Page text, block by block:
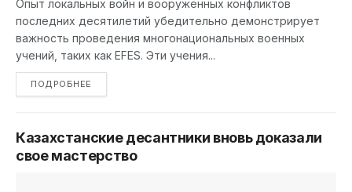
Опыт локальных войн и вооружённых конфликтов
последних десятилетий убедительно демонстрирует
важность проведения многонациональных военных
учений, таких как EFES. Эти учения...
ПОДРОБНЕЕ
Казахстанские десантники вновь доказали
свое мастерство